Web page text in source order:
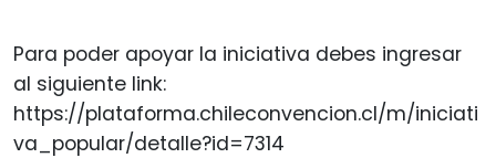
Para poder apoyar la iniciativa debes ingresar
al siguiente link:
https://plataforma.chileconvencion.cl/m/iniciati
va_popular/detalle?id=7314